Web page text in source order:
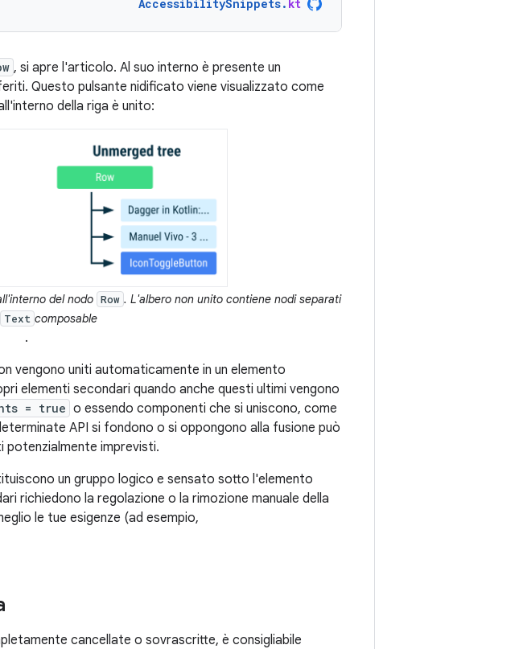
AccessibilitySnippets. kt
, si apre l'articolo. Al suo interno è presente un
Questo pulsante nidificato viene visualizzato come
della riga è unito:
del nodo Row . L'albero non unito contiene nodi separati
Text composable
.
vengono uniti automaticamente in un elemento
elementi secondari quando anche questi ultimi vengono
= true o essendo componenti che si uniscono, come
API si fondono o si oppongono alla fusione può
potenzialmente imprevisti.
un gruppo logico e sensato sotto l'elemento
richiedono la regolazione o la rimozione manuale della
le tue esigenze (ad esempio,
cancellate o sovrascritte, è consigliabile